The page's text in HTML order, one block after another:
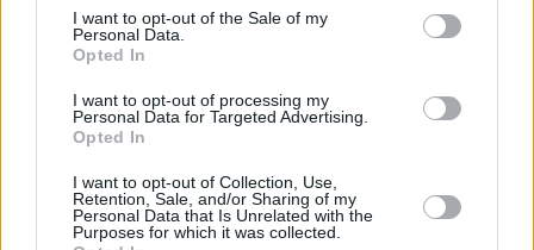
consent section.
I want to opt-out of the Sale of my
Personal Data.
Opted In
I want to opt-out of processing my
Personal Data for Targeted Advertising.
Opted In
I want to opt-out of Collection, Use,
Retention, Sale, and/or Sharing of my
Personal Data that Is Unrelated with the
Purposes for which it was collected.
26.05.2022, 17:59